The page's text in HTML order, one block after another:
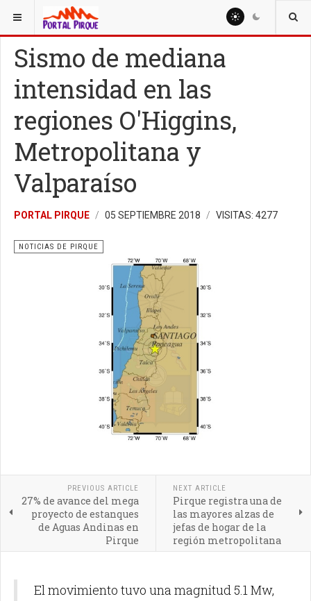
ESTÁ AQUÍ: NOTICIAS
Sismo de mediana
intensidad en las
regiones O'Higgins,
Metropolitana y
Valparaíso
PORTAL PIRQUE 05 SEPTIEMBRE 2018 VISITAS: 4277
NOTICIAS DE PIRQUE
PREVIOUS ARTICLE
27% de avance del mega
proyecto de estanques
de Aguas Andinas en
Pirque
NEXT ARTICLE
Pirque registra una de
las mayores alzas de
jefas de hogar de la
región metropolitana
El movimiento tuvo una magnitud 5.1 Mw,